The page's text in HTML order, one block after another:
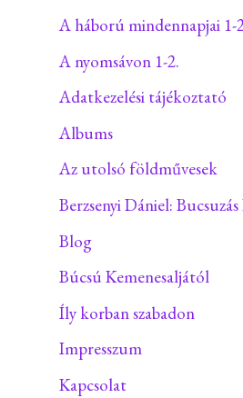
A háború mindennapjai 1-
A nyomsávon 1-2.
Adatkezelési tájékoztató
Albums
Az utolsó földművesek
Berzsenyi Dániel:
Blog
Búcsú Kemenesaljától
Íly korban szabadon
Impresszum
Kapcsolat